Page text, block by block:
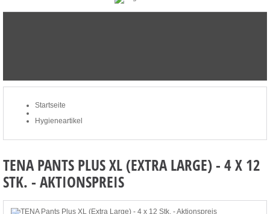
Startseite
Hygieneartikel
TENA PANTS PLUS XL (EXTRA LARGE) - 4 X 12
STK. - AKTIONSPREIS